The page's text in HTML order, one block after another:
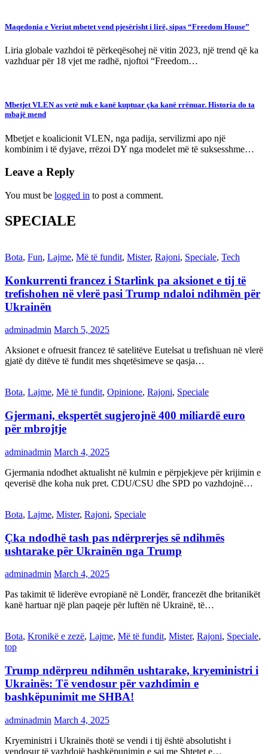
Maqedonia e Veriut mbetet vend pjesërisht i lirë, sipas “Freedom House”
Liria globale vazhdoi të përkeqësohej në vitin 2023, një trend që ka
vazhduar për 18 vjet me radhë, njoftoi “Freedom…
Mbetjet VLEN as vetë nuk e kanë kuptuar çka kanë rrënuar. Historia do ta
mbajë mend
Mbetjet e koalicionit VLEN, nga padija, servilizmi apo një
kombinim i të dyjave, rrëzoi DY nga modelet më të suksesshme…
Leave a Reply
You must be logged in to post a comment.
SPECIALE
Bota, Fun, Lajme, Më të fundit, Mister, Rajoni, Speciale, Tech
Konkurrenti francez i Starlink pa aksionet e tij të
trefishohen në vlerë pasi Trump ndaloi ndihmën për
Ukrainën
adminadmin March 5, 2025
Aksionet e ofruesit francez të satelitëve Eutelsat u trefishuan në vlerë
gjatë dy ditëve të fundit mes shqetësimeve se qasja…
Bota, Lajme, Më të fundit, Opinione, Rajoni, Speciale
Gjermani, ekspertët sugjerojnë 400 miliardë euro
për mbrojtje
adminadmin March 4, 2025
Gjermania ndodhet aktualisht në kulmin e përpjekjeve për krijimin e
qeverisë dhe koha nuk pret. CDU/CSU dhe SPD po vazhdojnë…
Bota, Lajme, Mister, Rajoni, Speciale
Çka ndodhë tash pas ndërprerjes së ndihmës
ushtarake për Ukrainën nga Trump
adminadmin March 4, 2025
Pas takimit të liderëve evropianë në Londër, francezët dhe britanikët
kanë hartuar një plan paqeje për luftën në Ukrainë, të…
Bota, Kronikë e zezë, Lajme, Më të fundit, Mister, Rajoni, Speciale,
top
Trump ndërpreu ndihmën ushtarake, kryeministri i
Ukrainës: Të vendosur për vazhdimin e
bashkëpunimit me SHBA!
adminadmin March 4, 2025
Kryeministri i Ukrainës thotë se vendi i tij është absolutisht i
vendosur të vazhdojë bashkëpunimin e saj me Shtetet e…